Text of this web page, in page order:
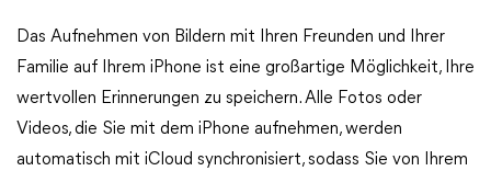
Das Aufnehmen von Bildern mit Ihren Freunden und Ihrer
Familie auf Ihrem iPhone ist eine großartige Möglichkeit, Ihre
wertvollen Erinnerungen zu speichern. Alle Fotos oder
Videos, die Sie mit dem iPhone aufnehmen, werden
automatisch mit iCloud synchronisiert, sodass Sie von Ihrem